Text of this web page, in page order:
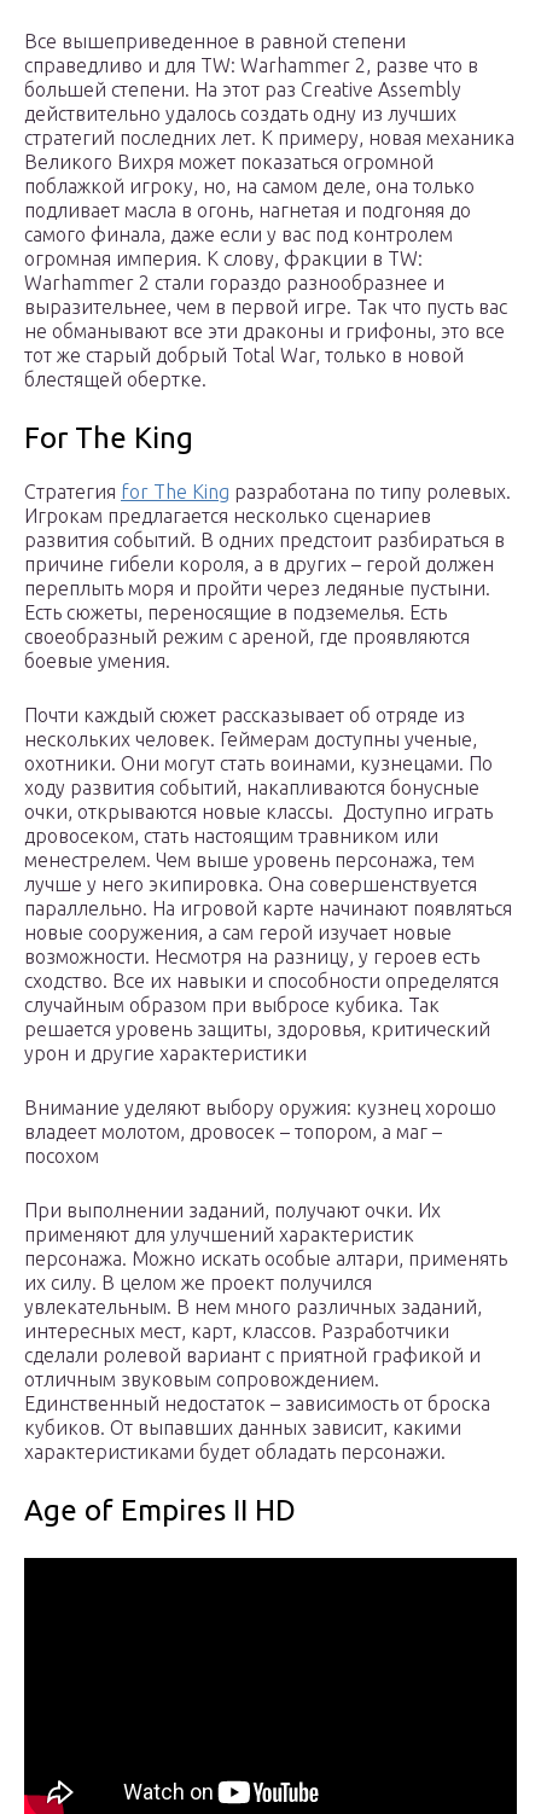
Все вышеприведенное в равной степени
справедливо и для TW: Warhammer 2, разве что в
большей степени. На этот раз Creative Assembly
действительно удалось создать одну из лучших
стратегий последних лет. К примеру, новая механика
Великого Вихря может показаться огромной
поблажкой игроку, но, на самом деле, она только
подливает масла в огонь, нагнетая и подгоняя до
самого финала, даже если у вас под контролем
огромная империя. К слову, фракции в TW:
Warhammer 2 стали гораздо разнообразнее и
выразительнее, чем в первой игре. Так что пусть вас
не обманывают все эти драконы и грифоны, это все
тот же старый добрый Total War, только в новой
блестящей обертке.
For The King
Стратегия for The King разработана по типу ролевых.
Игрокам предлагается несколько сценариев
развития событий. В одних предстоит разбираться в
причине гибели короля, а в других – герой должен
переплыть моря и пройти через ледяные пустыни.
Есть сюжеты, переносящие в подземелья. Есть
своеобразный режим с ареной, где проявляются
боевые умения.
Почти каждый сюжет рассказывает об отряде из
нескольких человек. Геймерам доступны ученые,
охотники. Они могут стать воинами, кузнецами. По
ходу развития событий, накапливаются бонусные
очки, открываются новые классы. Доступно играть
дровосеком, стать настоящим травником или
менестрелем. Чем выше уровень персонажа, тем
лучше у него экипировка. Она совершенствуется
параллельно. На игровой карте начинают появляться
новые сооружения, а сам герой изучает новые
возможности. Несмотря на разницу, у героев есть
сходство. Все их навыки и способности определятся
случайным образом при выбросе кубика. Так
решается уровень защиты, здоровья, критический
урон и другие характеристики
Внимание уделяют выбору оружия: кузнец хорошо
владеет молотом, дровосек – топором, а маг –
посохом
При выполнении заданий, получают очки. Их
применяют для улучшений характеристик
персонажа. Можно искать особые алтари, применять
их силу. В целом же проект получился
увлекательным. В нем много различных заданий,
интересных мест, карт, классов. Разработчики
сделали ролевой вариант с приятной графикой и
отличным звуковым сопровождением.
Единственный недостаток – зависимость от броска
кубиков. От выпавших данных зависит, какими
характеристиками будет обладать персонажи.
Age of Empires II HD